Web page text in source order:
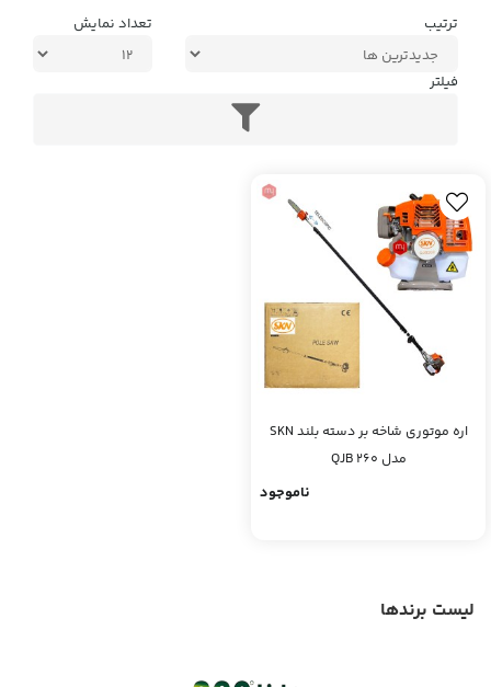
ترتیب تعداد نمایش
فیلتر
اره موتوری شاخه بر دسته بلند SKN
مدل QJB 260
ناموجود
لیست برندها